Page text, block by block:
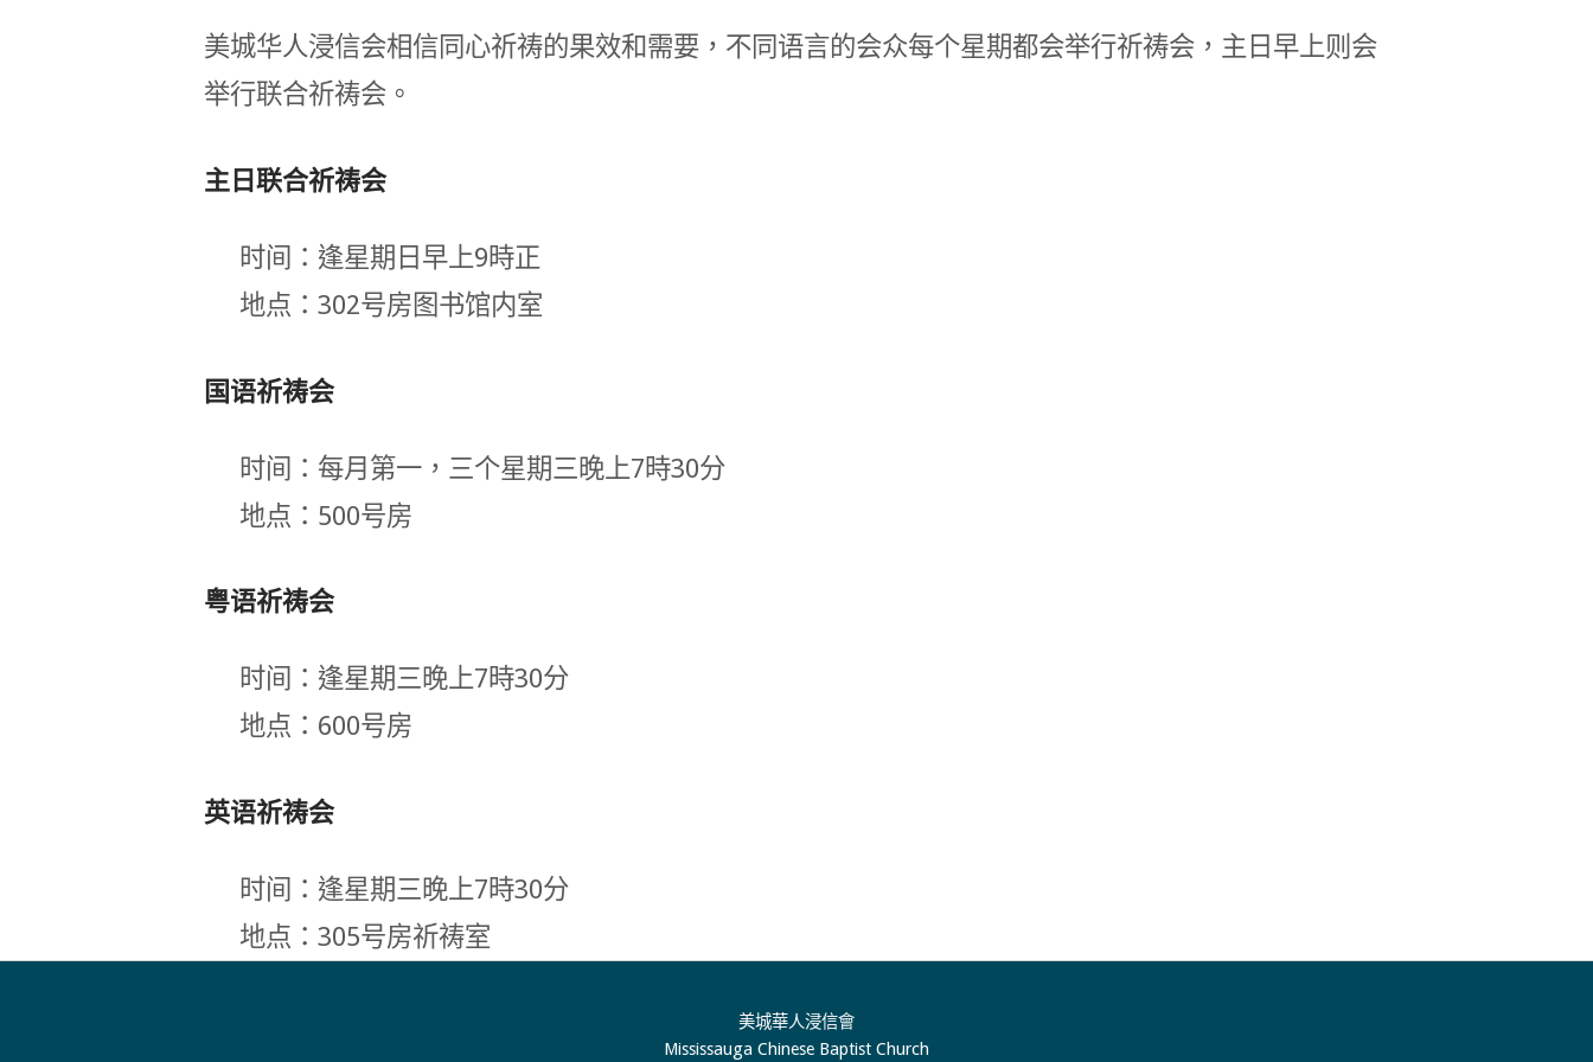
美城华人浸信会相信同心祈祷的果效和需要，不同语言的会众每个星期都会举行祈祷会，主日早上则会
举行联合祈祷会。
主日联合祈祷会
时间：逢星期日早上9時正
地点：302号房图书馆内室
国语祈祷会
时间：每月第一，三个星期三晚上7時30分
地点：500号房
粤语祈祷会
时间：逢星期三晚上7時30分
地点：600号房
英语祈祷会
时间：逢星期三晚上7時30分
地点：305号房祈祷室
美城華人浸信會
Mississauga Chinese Baptist Church